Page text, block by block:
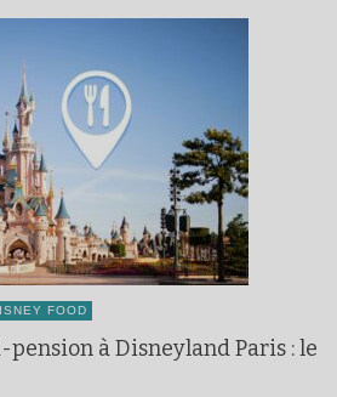
FOOD
à Disneyland Paris : le